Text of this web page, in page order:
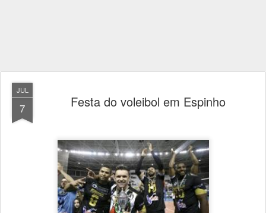
JUL
7 Festa do voleibol em Espinho